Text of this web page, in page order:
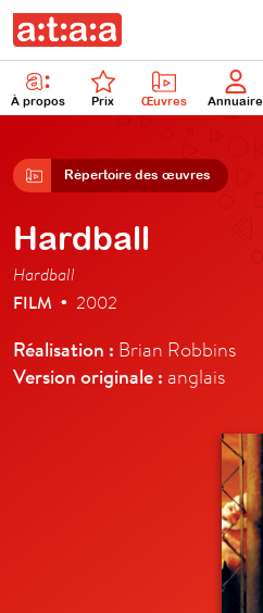
À propos Prix Œuvres Annuaire
Répertoire des œuvres
Hardball
Hardball
FILM • 2002
Réalisation : Brian Robbins
Version originale : anglais